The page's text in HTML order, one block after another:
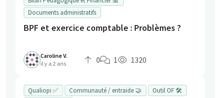
Documents administratifs
BPF et exercice comptable : Problèmes ?
Caroline V.
il y a 2 ans
0 1 1320
Qualiopi ✅ Communauté / entraide 🤝
Outil OF 🛠️